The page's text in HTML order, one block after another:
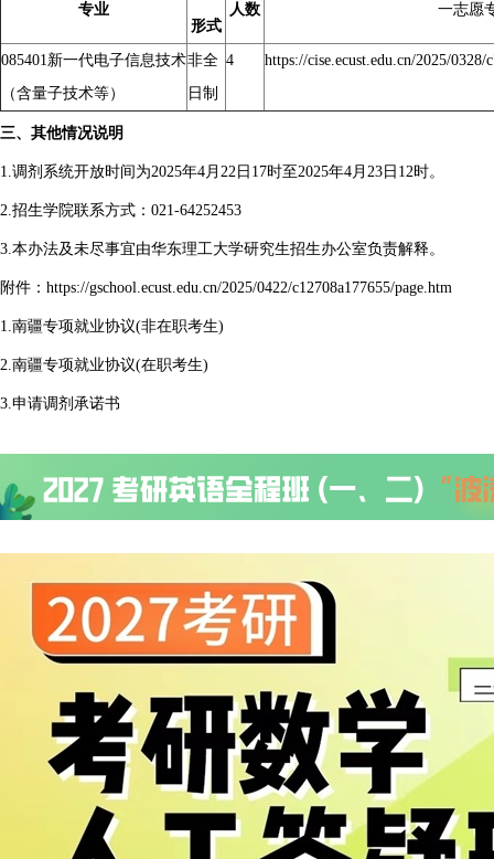
专业
形式
人数 一志愿
085401新一代电子信息技术
（含量子技术等）
非全
日制
4 https://cise.ecust.edu.cn/2025/
三、其他情况说明
1.调剂系统开放时间为2025年4月22日17时至2025年4月23日12时。
2.招生学院联系方式：021-64252453
3.本办法及未尽事宜由华东理工大学研究生招生办公室负责解释。
附件：https://gschool.ecust.edu.cn/2025/0422/c12708a177655/page.htm
1.南疆专项就业协议(非在职考生)
2.南疆专项就业协议(在职考生)
3.申请调剂承诺书